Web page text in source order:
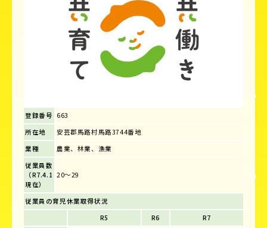
登録番号 663
所在地
安芸郡馬路村馬路3744番地
業種
農業、林業、漁業
従業員数
（R7.4.1
現在）
20～29
従業員の育児休業取得状況
R5
R6
R7